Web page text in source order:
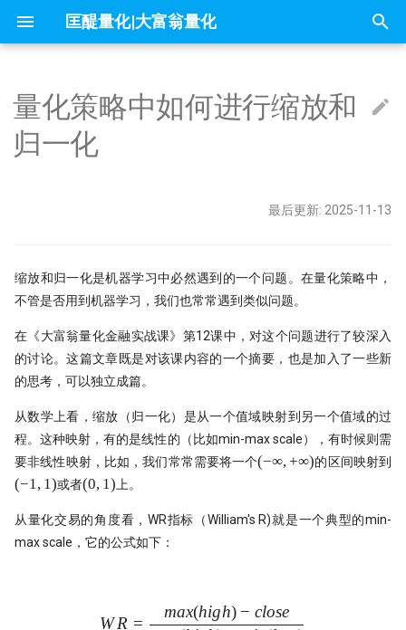
匡醍量化|大富翁量化
在
始
引
因子投资与机器学习策略 简介
简介
课程预览
简介
Algo mldp
地量见地价？我拿一年的上证数
什么好得不真实？
烛台密码 三角形整理如何提示玄
hdbscan 聚类算法扫描配对交易
很暴力很初级
不小心杀入了量化赛道，现在该
在量化交易中，掌握ARMA/
Datathon-我的Citadel量化岗之
附历年比赛资料
金融/计量专业，硕士论文怎么确
研究课题？
反抗者的崛起！Fawce 和
Quantopian 的量化之路
Dama 的非典型量化之路
Successfully starting a career in
1赔10！中证1000应该这样抄底
7因子模型，除了规模、市场、
和价值，还有哪些？
不能求二阶导的metrics
基于 XGBoost 的组合策略基本
第42个因子:年化17.6%，15年累
ESG策略初探-01
问薪无愧！
Others
全球Windows机器蓝屏，作为量
Need for speed
量子飞跃：汇丰银行债券交易可
为华尔街未来
[0728] QuanTide Weekly
Papers
『译研报03』Z变换改造均线，
RSRS 择时指标
谚到量化因子的工程化落地
把研报『翻译』成代码，80%的
Python
只廖廖数行，但很惊艳的代码
Jupyter Notebook中如何设置环
4k stars! 如何实现按拼音首字母
10 月 24 日，庆祝码农节！
提速100倍！QMT复权因子高效
Resources
一些和颜色相关的网站
来自世坤！寻找Alpha 构建交易
的量化方法
量化金融人都在看哪些顶刊
Tools
你可能不知道的8个IPython技巧
OpenBB 实战！轻松获取海外市
还带来了CANSLIM模型的提示词
如何免登录重启miniqmt?
具
归档
大富翁安装指南
大富翁数据维护
01 为什么要学 Python
02 编程开发环境
05 Poetry: 项目管理的诗和远方
07 代码单元测试
09 持续集成
10 撰写技术文档
11 发布应用
01 - 这是你的量化母语
02 - Numpy核心语法[1]
05 - Numpy核心语法[4]
07 - Numpy核心语法[6]
09 - Numpy应用案例[2]
10 - Numpy应用案例[3]
11 - Pandas核心语法[1]
Follow Us
量化策略中如何进行缩放和
归一化
最后更新: 2025-11-13
缩放和归一化是机器学习中必然遇到的一个问题。在量化策略中，
不管是否用到机器学习，我们也常常遇到类似问题。
在《大富翁量化金融实战课》第12课中，对这个问题进行了较深入
的讨论。这篇文章既是对该课内容的一个摘要，也是加入了一些新
的思考，可以独立成篇。
从数学上看，缩放（归一化）是从一个值域映射到另一个值域的过
程。这种映射，有的是线性的（比如min-max scale），有时候则需
要非线性映射，比如，我们常常需要将一个(-\infin,
(−∞,+∞)的区间映射到
(−1, 1)或者(0,
(0, 1) 上。
从量化交易的角度看，WR指标（William's R)就是一个典型的min-
max scale，它的公式如下：
WR = \frac{max(high) -
WR =
max(high) − close